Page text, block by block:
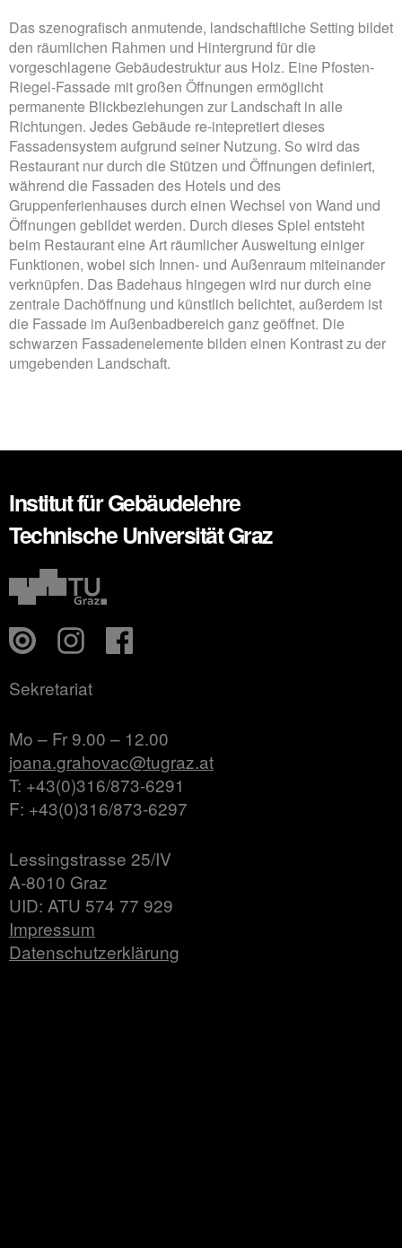
Das szenografisch anmutende, landschaftliche Setting bildet
den räumlichen Rahmen und Hintergrund für die
vorgeschlagene Gebäudestruktur aus Holz. Eine Pfosten-
Riegel-Fassade mit großen Öffnungen ermöglicht
permanente Blickbeziehungen zur Landschaft in alle
Richtungen. Jedes Gebäude re-intepretiert dieses
Fassadensystem aufgrund seiner Nutzung. So wird das
Restaurant nur durch die Stützen und Öffnungen definiert,
während die Fassaden des Hotels und des
Gruppenferienhauses durch einen Wechsel von Wand und
Öffnungen gebildet werden. Durch dieses Spiel entsteht
beim Restaurant eine Art räumlicher Ausweitung einiger
Funktionen, wobei sich Innen- und Außenraum miteinander
verknüpfen. Das Badehaus hingegen wird nur durch eine
zentrale Dachöffnung und künstlich belichtet, außerdem ist
die Fassade im Außenbadbereich ganz geöffnet. Die
schwarzen Fassadenelemente bilden einen Kontrast zu der
umgebenden Landschaft.
Institut für Gebäudelehre
Technische Universität Graz
Sekretariat
Mo – Fr 9.00 – 12.00
joana.grahovac@tugraz.at
T: +43(0)316/873-6291
F: +43(0)316/873-6297
Lessingstrasse 25/IV
A-8010 Graz
UID: ATU 574 77 929
Impressum
Datenschutzerklärung